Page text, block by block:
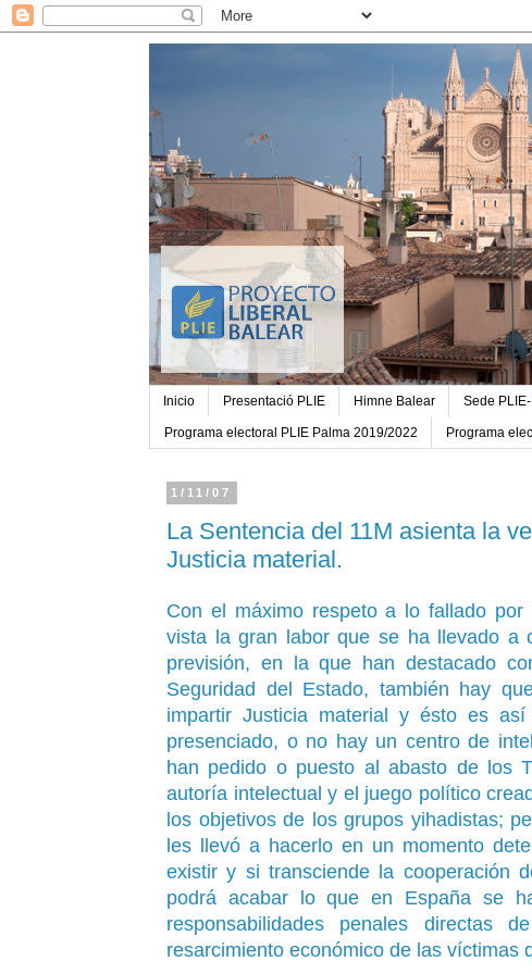
Inicio Presentació PLIE Himne Balear Sede
Programa electoral PLIE Palma 2019/2022 Programa
1/11/07
La Sentencia del 11M asienta la
Justicia material.
Con el máximo respeto a lo fallado
vista la gran labor que se ha llevado a
previsión, en la que han destacado
Seguridad del Estado, también hay
impartir Justicia material y ésto es
presenciado, o no hay un centro de
han pedido o puesto al abasto de los
autoría intelectual y el juego político
los objetivos de los grupos yihadistas;
les llevó a hacerlo en un momento
existir y si transciende la cooperación
podrá acabar lo que en España se
responsabilidades penales directas
resarcimiento económico de las víctimas